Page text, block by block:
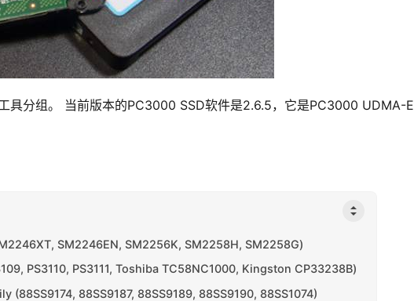
具分组。 当前版本的PC3000 SSD软件是2.6.5，它是PC3000 UDMA-E
SM2246EN, SM2256K, SM2258H, SM2258G)
PS3110, PS3111, Toshiba TC58NC1000, Kingston CP33238B)
(88SS9174, 88SS9187, 88SS9189, 88SS9190, 88SS1074)